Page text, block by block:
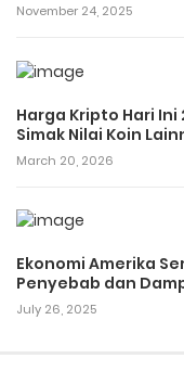
November 24, 2025
Harga Kripto Hari
Simak Nilai Koin
March 20, 2026
Ekonomi Amerika
Penyebab dan
July 26, 2025